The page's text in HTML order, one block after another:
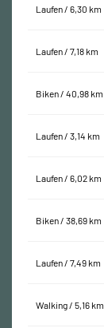
Laufen / 6,30 km
Laufen / 7,18 km
Biken / 40,98 km
Laufen / 3,14 km
Laufen / 6,02 km
Biken / 38,69 km
Laufen / 7,49 km
Walking / 5,16 km